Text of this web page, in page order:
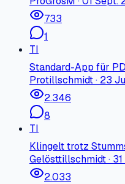
733
1
TI
Standard-App für
Protillschmidt· 23
2.346
8
TI
Klingelt trotz
Gelösttillschmidt·
2.033